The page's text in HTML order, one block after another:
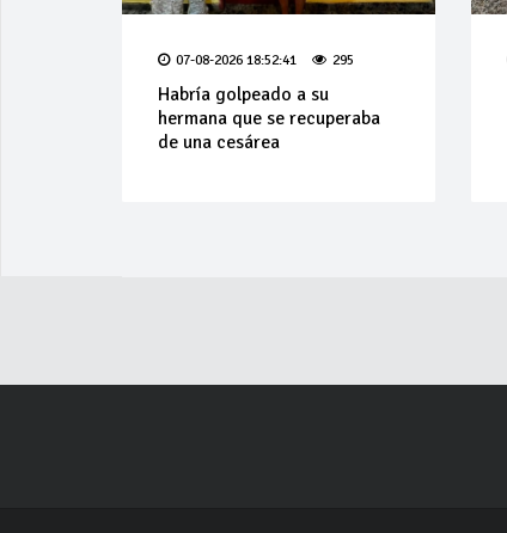
07-08-2026 18:52:41 295
Habría golpeado a su
hermana que se recuperaba
de una cesárea